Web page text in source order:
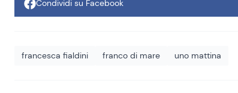
Condividi su Facebook
francesca fialdini franco di mare uno mattina